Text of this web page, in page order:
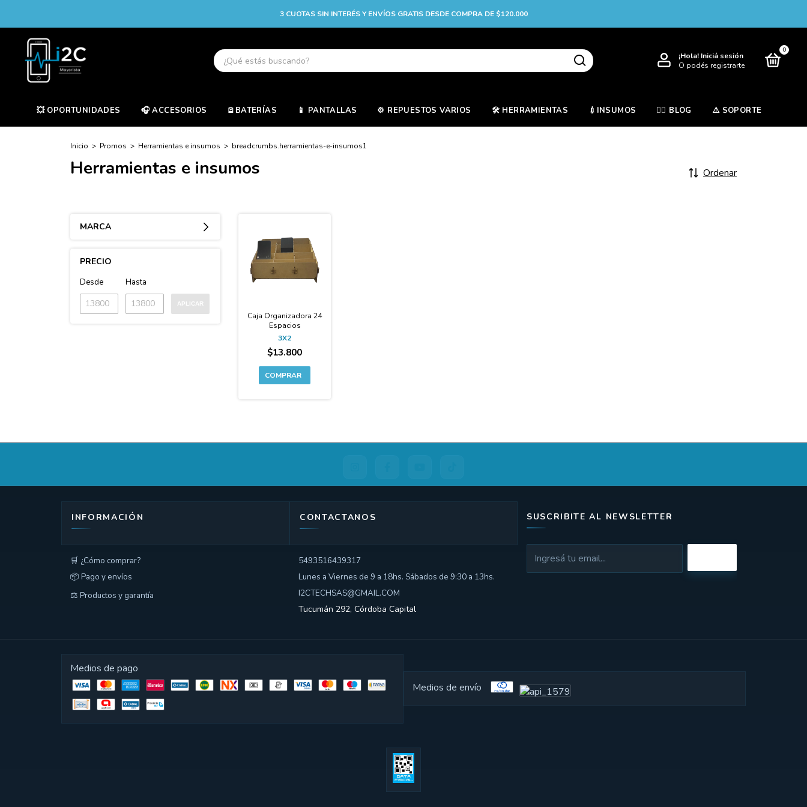
3 CUOTAS SIN INTERÉS Y ENVÍOS GRATIS DESDE COMPRA DE $120.000
¡Hola! Iniciá sesión
O podés registrarte
0
💥 OPORTUNIDADES 🎧 ACCESORIOS 🪫BATERÍAS 📱 PANTALLAS ⚙️ REPUESTOS VARIOS 🛠️ HERRAMIENTAS 💉INSUMOS ✍🏻 BLOG ⚠️ SOPORTE
Inicio > Promos > Herramientas e insumos > breadcrumbs.herramientas-e-insumos1
Herramientas e insumos Ordenar
MARCA
PRECIO
Desde Hasta
APLICAR
Caja Organizadora 24
Espacios
3X2
$13.800
INFORMACIÓN
🛒 ¿Cómo comprar?
📦 Pago y envíos
⚖️ Productos y garantía
CONTACTANOS
5493516439317
Lunes a Viernes de 9 a 18hs. Sábados de 9:30 a 13hs.
I2CTECHSAS@GMAIL.COM
Tucumán 292, Córdoba Capital
SUSCRIBITE AL NEWSLETTER
Medios de pago
Medios de envío